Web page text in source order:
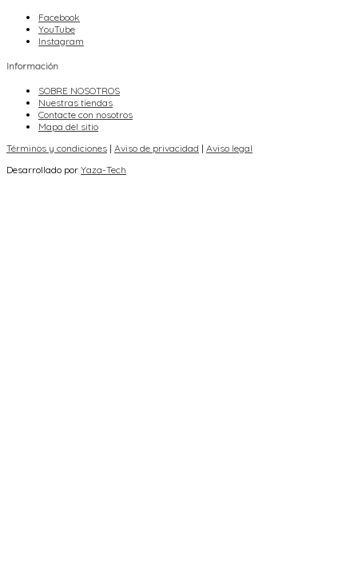
Facebook
YouTube
Instagram
Información
SOBRE NOSOTROS
Nuestras tiendas
Contacte con nosotros
Mapa del sitio
Términos y condiciones | Aviso de privacidad | Aviso legal
Desarrollado por Yaza-Tech